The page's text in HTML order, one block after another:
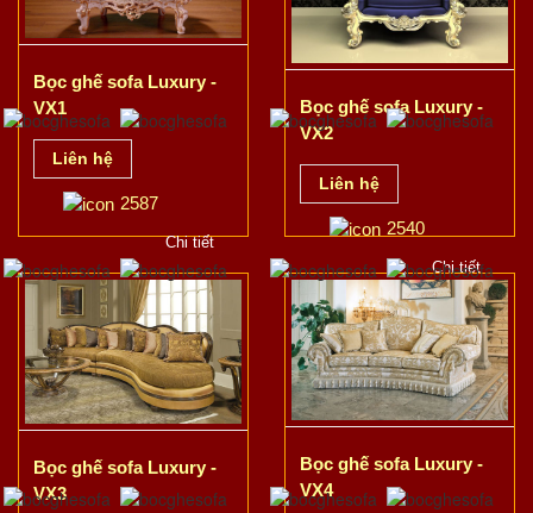
Bọc ghế sofa Luxury -
VX1
Liên hệ
2587
Chi tiết
Bọc ghế sofa Luxury -
VX2
Liên hệ
2540
Chi tiết
Bọc ghế sofa Luxury -
VX3
Bọc ghế sofa Luxury -
VX4